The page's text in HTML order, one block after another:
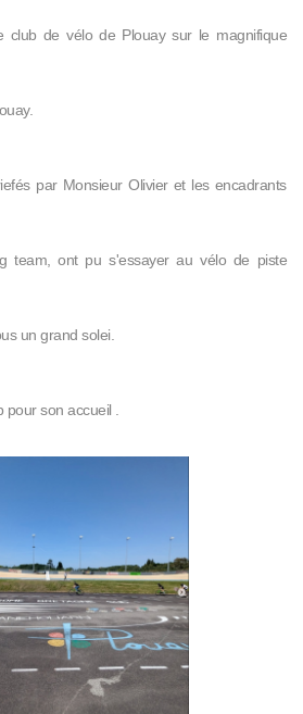
club de vélo de Plouay sur le magnifique
par Monsieur Olivier et les encadrants
team, ont pu s'essayer au vélo de piste
un grand solei.
pour son accueil .